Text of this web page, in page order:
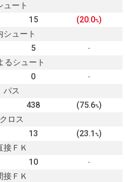
ュート
15 (20.0%)
シュート
5
-
るシュート
0
-
パス
438 (75.6%)
クロス
13 (23.1 %)
接ＦＫ
10
-
接ＦＫ